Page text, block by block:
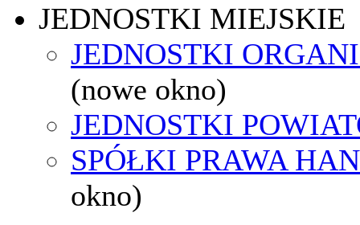
JEDNOSTKI MIEJSKIE
JEDNOSTKI
(nowe okno)
JEDNOSTKI
SPÓŁKI PRAWA
okno)